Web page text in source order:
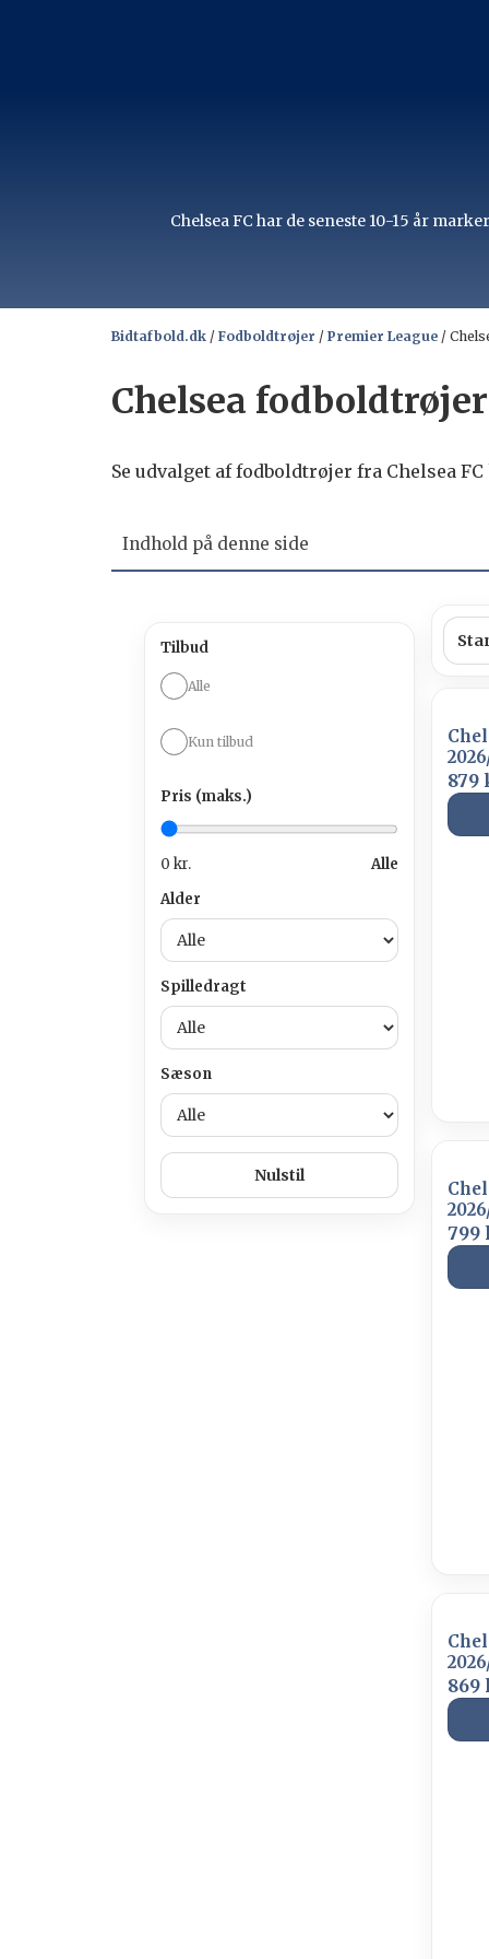
Chelsea FC har de seneste 10-15 år
Bidtafbold.dk / Fodboldtrøjer / Premier League /
Chelsea fodboldtrøjer
Se udvalget af fodboldtrøjer fra Chelsea
Indhold på denne side
Forskellige Chelsea fodboldtrøjer
Om Chelsea FC
Kendte Chelsea spillere
Tilbud
Alle
Kun tilbud
Pris (maks.)
0 kr.
Alle
Alder
Spilledragt
Sæson
Nulstil
879
799
869